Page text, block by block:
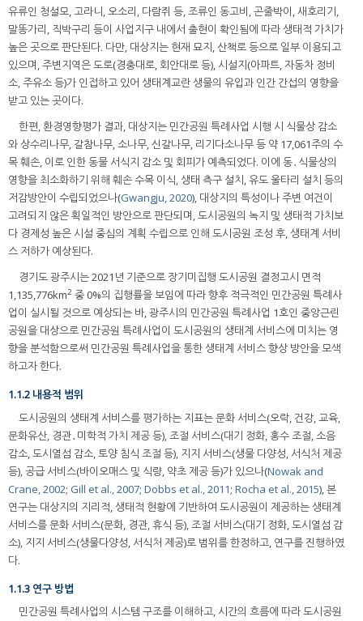
유류인 청설모, 고라니, 오소리, 다람쥐 등, 조류인 동고비, 곤줄박이, 새호리기,
말똥가리, 직박구리 등이 사업지구 내에서 출현이 확인됨에 따라 생태적 가치가
높은 곳으로 판단된다. 다만, 대상지는 현재 묘지, 산책로 등으로 일부 이용되고
있으며, 주변지역은 도로(경충대로, 회안대로 등), 시설지(아파트, 자동차 정비
소, 주유소 등)가 인접하고 있어 생태계교란 생물의 유입과 인간 간섭의 영향을
받고 있는 곳이다.
한편, 환경영향평가 결과, 대상지는 민간공원 특례사업 시행 시 식물상 감소
와 상수리나무, 갈참나무, 소나무, 신갈나무, 리기다소나무 등 약 17,061주의 수
목 훼손, 이로 인한 동물 서식지 감소 및 회피가 예측되었다. 이에 동․식물상의
영향을 최소화하기 위해 훼손 수목 이식, 생태 측구 설치, 유도 울타리 설치 등의
저감방안이 수립되었으나(Gwangju, 2020), 대상지의 특성이나 주변 여건이
고려되지 않은 획일적인 방안으로 판단되며, 도시공원의 녹지 및 생태적 가치보
다 경제성 높은 시설 중심의 계획 수립으로 인해 도시공원 조성 후, 생태계 서비
스 저하가 예상된다.
경기도 광주시는 2021년 기준으로 장기미집행 도시공원 결정고시 면적
1,135,776km2 중 0%의 집행률을 보임에 따라 향후 적극적인 민간공원 특례사
업이 실시될 것으로 예상되는 바, 광주시의 민간공원 특례사업 1호인 중앙근린
공원을 대상으로 민간공원 특례사업이 도시공원의 생태계 서비스에 미치는 영
향을 분석함으로써 민간공원 특례사업을 통한 생태계 서비스 향상 방안을 모색
하고자 한다.
1.1.2 내용적 범위
도시공원의 생태계 서비스를 평가하는 지표는 문화 서비스(오락, 건강, 교육,
문화유산, 경관․미학적 가치 제공 등), 조절 서비스(대기 정화, 홍수 조절, 소음
감소, 도시열섬 감소, 토양 침식 조절 등), 지지 서비스(생물 다양성, 서식처 제공
등), 공급 서비스(바이오매스 및 식량, 약초 제공 등)가 있으나(Nowak and
Crane, 2002; Gill et al., 2007; Dobbs et al., 2011; Rocha et al., 2015), 본
연구는 대상지의 지리적, 생태적 현황에 기반하여 도시공원이 제공하는 생태계
서비스를 문화 서비스(문화, 경관, 휴식 등), 조절 서비스(대기 정화, 도시열섬 감
소), 지지 서비스(생물다양성, 서식처 제공)로 범위를 한정하고, 연구를 진행하였
다.
1.1.3 연구 방법
민간공원 특례사업의 시스템 구조를 이해하고, 시간의 흐름에 따라 도시공원